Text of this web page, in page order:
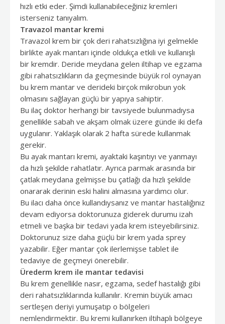
hızlı etki eder. Şimdi kullanabileceğiniz kremleri
isterseniz tanıyalım.
Travazol mantar kremi
Travazol krem bir çok deri rahatsızlığına iyi gelmekle
birlikte ayak mantarı içinde oldukça etkili ve kullanışlı
bir kremdir. Deride meydana gelen iltihap ve egzama
gibi rahatsızlıkların da geçmesinde büyük rol oynayan
bu krem mantar ve derideki birçok mikrobun yok
olmasını sağlayan güçlü bir yapıya sahiptir.
Bu ilaç doktor herhangi bir tavsiyede bulunmadıysa
genellikle sabah ve akşam olmak üzere günde iki defa
uygulanır. Yaklaşık olarak 2 hafta sürede kullanmak
gerekir.
Bu ayak mantarı kremi, ayaktaki kaşıntıyı ve yanmayı
da hızlı şekilde rahatlatır. Ayrıca parmak arasında bir
çatlak meydana gelmişse bu çatlağı da hızlı şekilde
onararak derinin eski halini almasına yardımcı olur.
Bu ilacı daha önce kullandıysanız ve mantar hastalığınız
devam ediyorsa doktorunuza giderek durumu izah
etmeli ve başka bir tedavi yada krem isteyebilirsiniz.
Doktorunuz size daha güçlü bir krem yada sprey
yazabilir. Eğer mantar çok ilerlemişse tablet ile
tedaviye de geçmeyi önerebilir.
Ürederm krem ile mantar tedavisi
Bu krem genellikle nasır, egzama, sedef hastalığı gibi
deri rahatsızlıklarında kullanılır. Kremin büyük amacı
sertleşen deriyi yumuşatıp o bölgeleri
nemlendirmektir. Bu kremi kullanırken iltihaplı bölgeye